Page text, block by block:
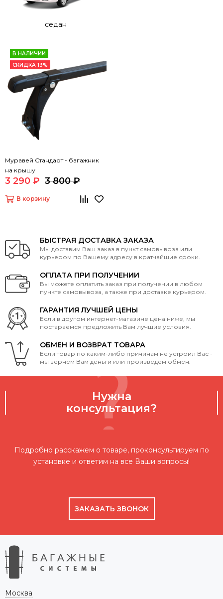
рейлинги.
седан
В НАЛИЧИИ
СКИДКА 13%
Муравей Стандарт - багажник
на крышу
3 290 ₽ 3 800 ₽
В корзину
БЫСТРАЯ ДОСТАВКА ЗАКАЗА
Мы доставим Ваш заказ в пункт самовывоза или
курьером по Вашему адресу в кратчайшие сроки.
ОПЛАТА ПРИ ПОЛУЧЕНИИ
Вы можете оплатить заказ при получении в любом
пункте самовывоза, а также при доставке курьером.
ГАРАНТИЯ ЛУЧШЕЙ ЦЕНЫ
Если в другом интернет-магазине цена ниже, мы
постараемся предложить Вам лучшие условия.
ОБМЕН И ВОЗВРАТ ТОВАРА
Если товар по каким-либо причинам не устроил Вас -
мы вернем Вам деньги или произведем обмен.
Нужна
консультация?
Подробно расскажем о товаре, проконсультируем по
установке и ответим на все Ваши вопросы!
ЗАКАЗАТЬ ЗВОНОК
Москва